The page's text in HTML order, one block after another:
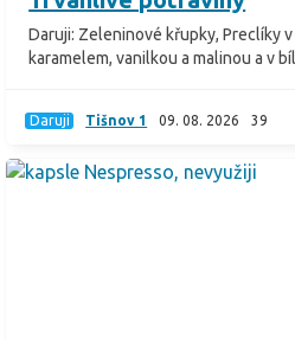
Daruji: Zeleninové křupky, Preclíky
karamelem, vanilkou a malinou a v
Daruji Tišnov 1 09. 08. 2026 39